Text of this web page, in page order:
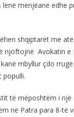
mënjëanë edhe
shqiptarët me
njoftojnë Avokatin e
mbyllur çdo
populli.
të mëposhtëm i një
në Patra para 8-të